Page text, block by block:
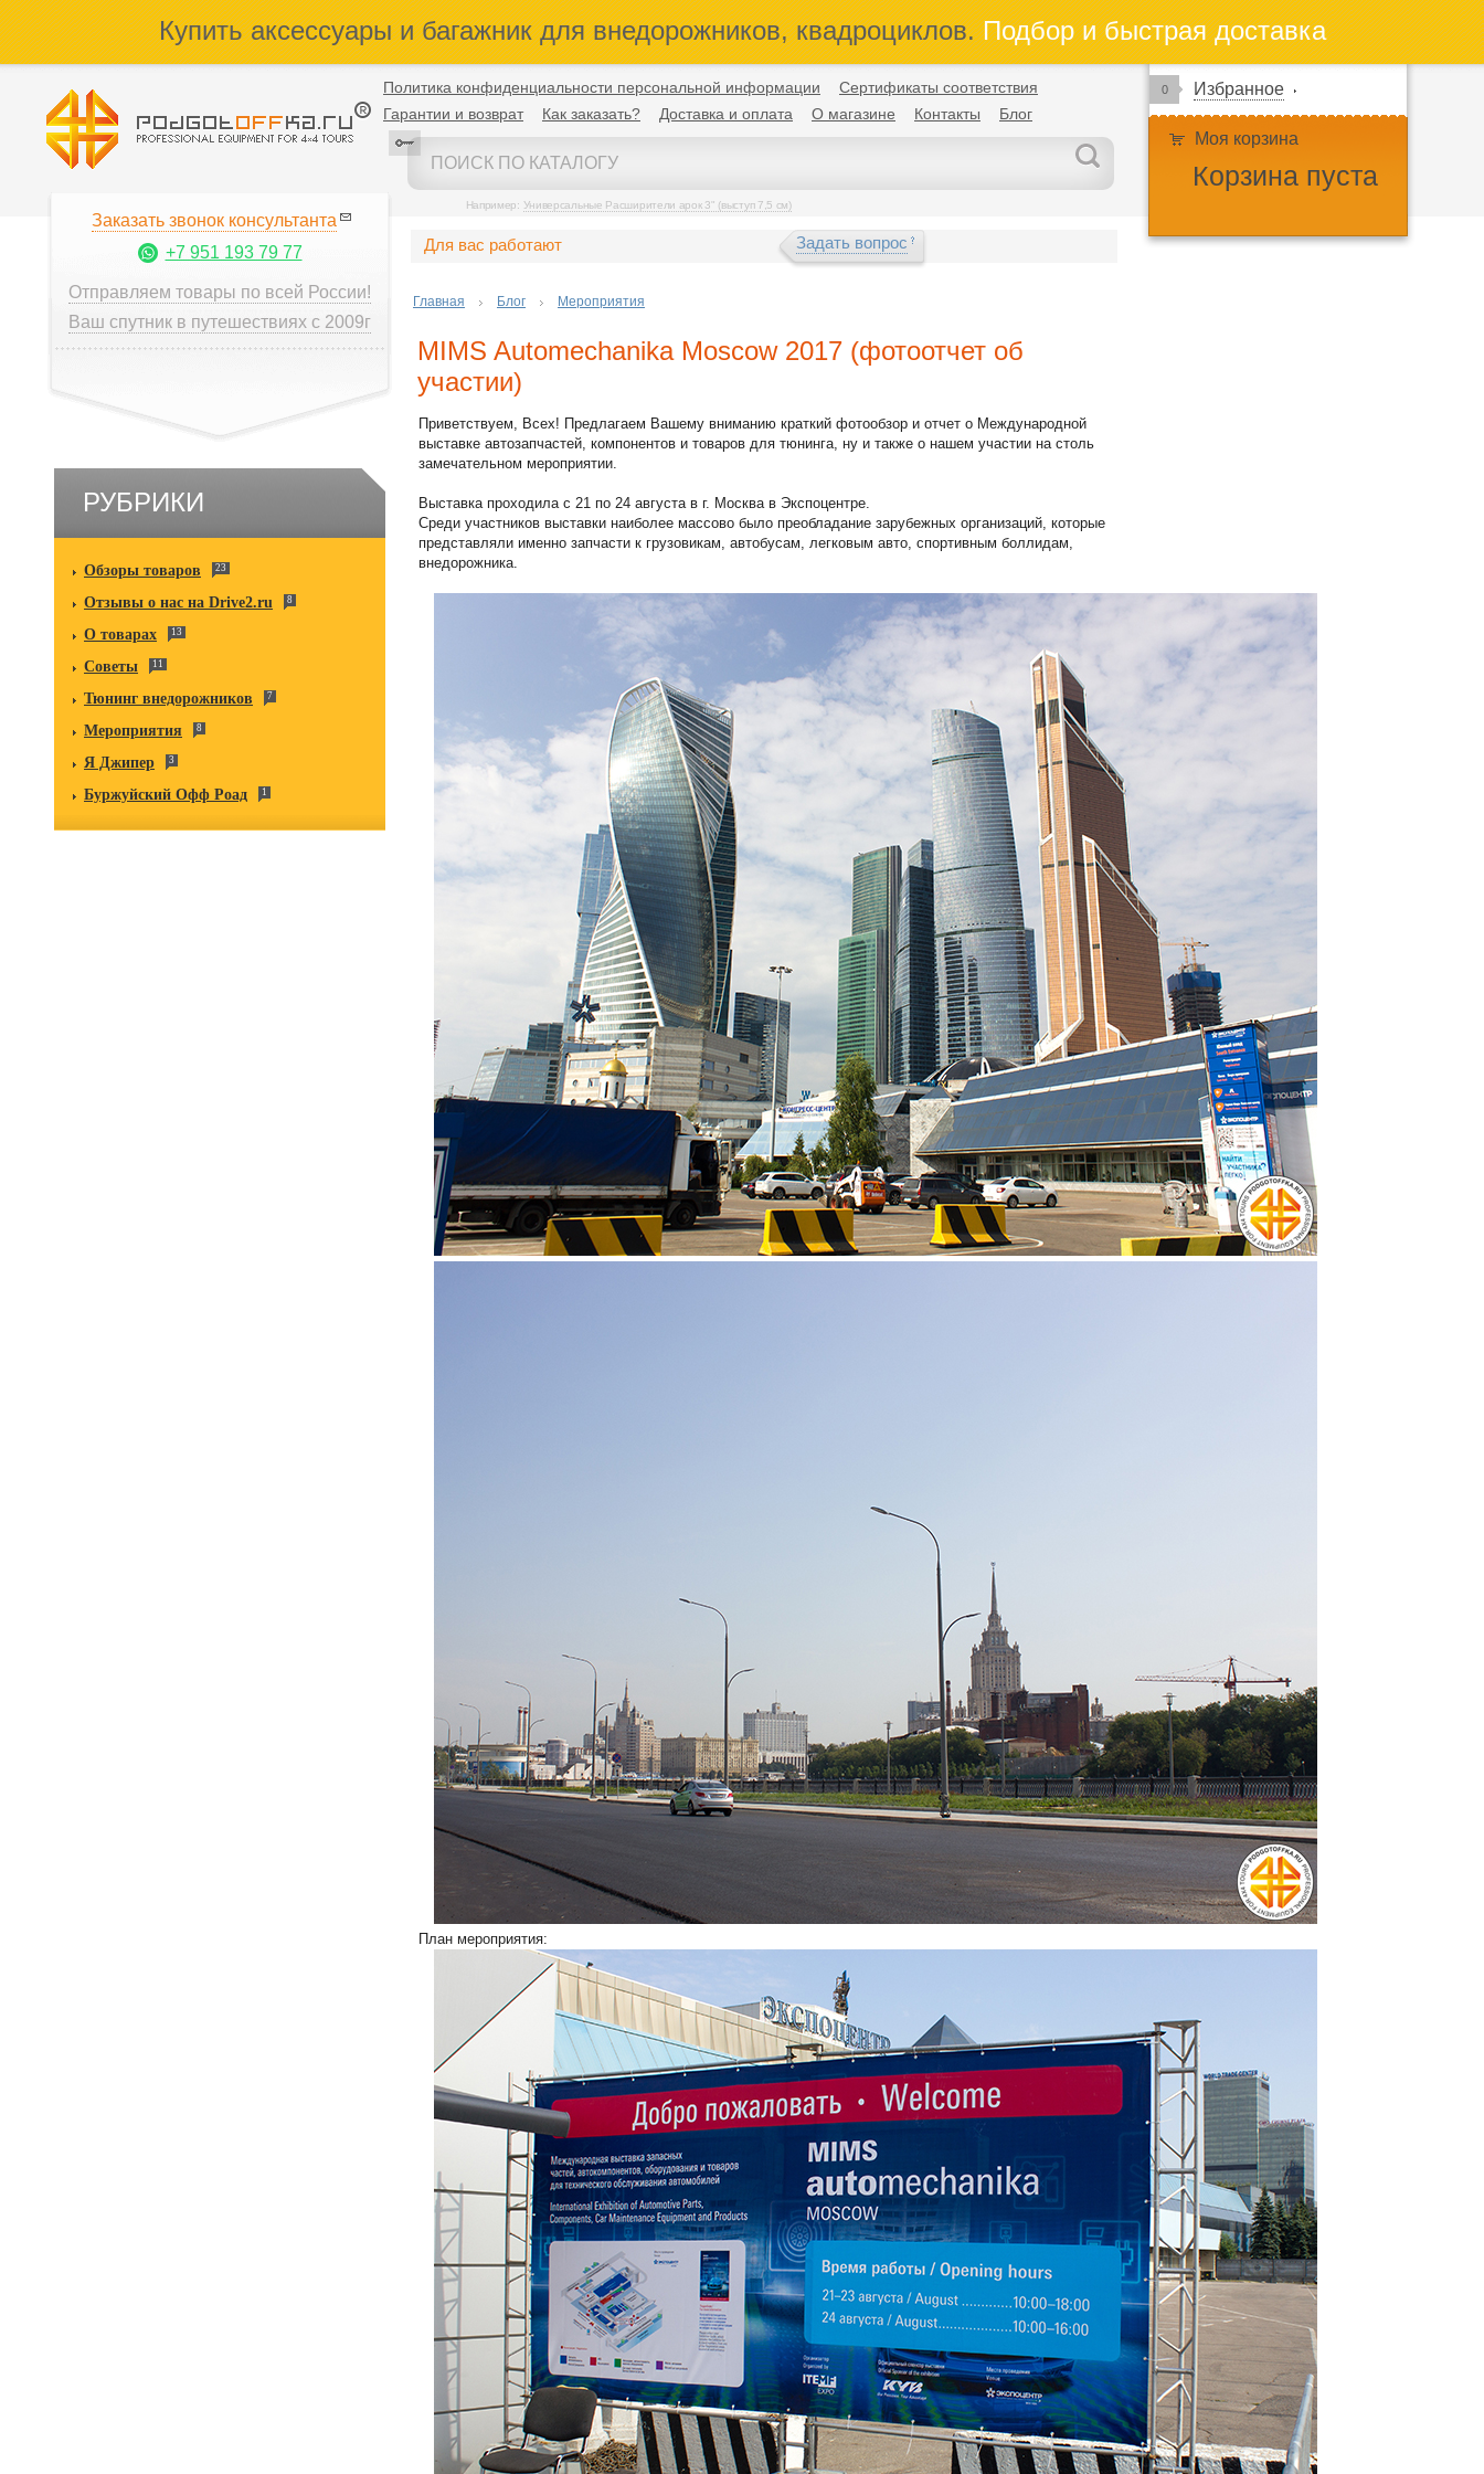
Купить аксессуары и багажник для внедорожников, квадроциклов.Подбор и быстрая доставка
Политика конфиденциальности персональной информации
Сертификаты соответствия
Гарантии и возврат
Как заказать? Доставка и оплата О магазине Контакты Блог
Например: Универсальные Расширители арок 3" (выступ 7,5 см)
0 Избранное
Моя корзина
Корзина пуста
Заказать звонок консультанта
+7 951 193 79 77
Отправляем товары по всей России!
Ваш спутник в путешествиях с 2009г
РУБРИКИ
Обзоры товаров 23
Отзывы о нас на Drive2.ru 8
О товарах 13
Советы 11
Тюнинг внедорожников 7
Мероприятия 8
Я Джипер 3
Буржуйский Офф Роад 1
Для вас работают Задать вопрос
Главная Блог Мероприятия
MIMS Automechanika Moscow 2017 (фотоотчет об
участии)
Приветствуем, Всех! Предлагаем Вашему вниманию краткий фотообзор и отчет о Международной
выставке автозапчастей, компонентов и товаров для тюнинга, ну и также о нашем участии на столь
замечательном мероприятии.
Выставка проходила с 21 по 24 августа в г. Москва в Экспоцентре.
Среди участников выставки наиболее массово было преобладание зарубежных организаций, которые
представляли именно запчасти к грузовикам, автобусам, легковым авто, спортивным боллидам,
внедорожника.
План мероприятия: